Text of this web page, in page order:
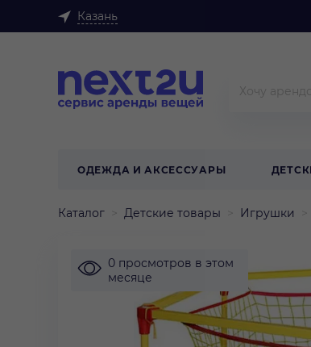
Казань
ОДЕЖДА И АКСЕССУАРЫ
Каталог Детские товары Игрушки
0 просмотров в этом
месяце